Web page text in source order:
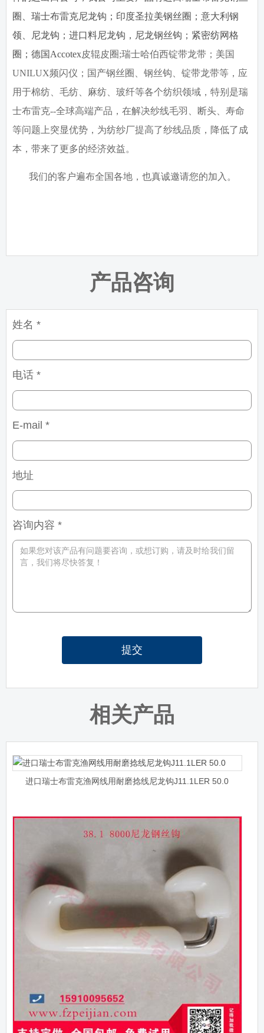
圈、瑞士布雷克尼龙钩；印度圣拉美钢丝圈；意大利钢
领、尼龙钩；进口料尼龙钩，尼龙钢丝钩；紧密纺网格
圈；德国 Accotex皮辊皮圈;瑞士哈伯西锭带龙带；美国
UNILUX频闪仪；国产钢丝圈、钢丝钩、锭带龙带等，应
用于棉纺、毛纺、麻纺、玻纤等各个纺织领域，特别是瑞
士布雷克--全球高端产品，在解决纱线毛羽、断头、寿命
等问题上突显优势，为纺纱厂提高了纱线品质，降低了成
本，带来了更多的经济效益。
我们的客户遍布全国各地，也真诚邀请您的加入。
产品咨询
姓名 *
电话 *
E-mail *
地址
咨询内容 *
提交
相关产品
进口瑞士布雷克渔网线用耐磨捻线尼龙钩J11.1LER 50.0